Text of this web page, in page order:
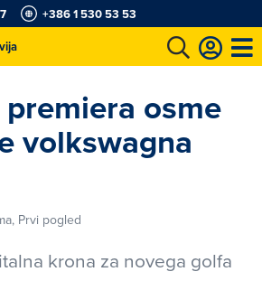
+386 1 530 53 53
osme
volkswagna
Prvi pogled
krona za novega golfa